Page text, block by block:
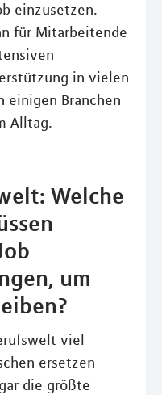
einzusetzen.
für Mitarbeitende
in vielen
einigen Branchen
Alltag.
Welche
um
viel
ersetzen
die größte